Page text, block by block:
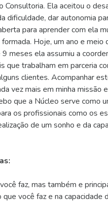
Consultoria. Ela aceitou o
dificuldade, dar autonomia
para aprender com ela
Hoje, um ano e meio
meses ela assumiu a
que trabalham em parceria
clientes. Acompanhar
vez mais em minha missão
que a Núcleo serve como
os profissionais como os
de um sonho e da
faz, mas também e
você faz e na capacidade